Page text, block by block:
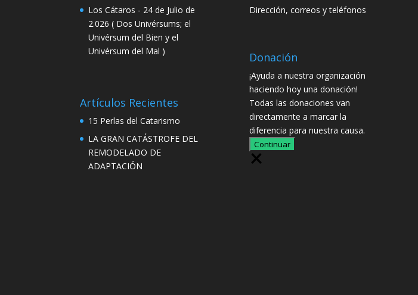
Los Cátaros - 24 de Julio de
2.026 ( Dos Univérsums; el
Univérsum del Bien y el
Univérsum del Mal )
Artículos Recientes
15 Perlas del Catarismo
LA GRAN CATÁSTROFE DEL
REMODELADO DE
ADAPTACIÓN
Dirección, correos y teléfonos
Donación
¡Ayuda a nuestra organización
haciendo hoy una donación!
Todas las donaciones van
directamente a marcar la
diferencia para nuestra causa.
Continuar